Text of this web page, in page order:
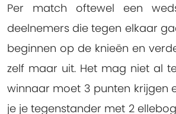
Per match oftewel een
deelnemers die tegen elkaar
beginnen op de knieën en
zelf maar uit. Het mag niet al
winnaar moet 3 punten krijgen
je je tegenstander met 2